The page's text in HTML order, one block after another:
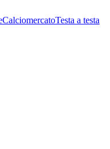
CalciomercatoTesta a testa